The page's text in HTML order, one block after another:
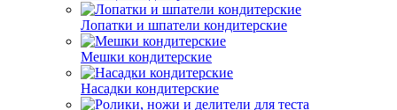
Лопатки и шпатели кондитерские
Мешки кондитерские
Насадки кондитерские